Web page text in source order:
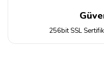
256bit SSL